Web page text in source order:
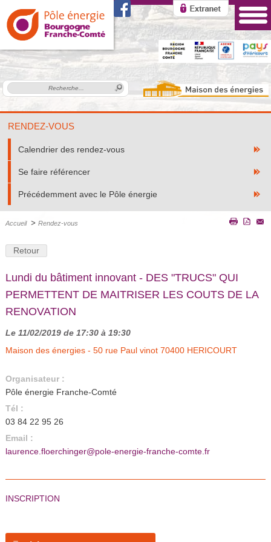
RENDEZ-VOUS
Calendrier des rendez-vous
Se faire référencer
Précédemment avec le Pôle énergie
Accueil > Rendez-vous
Retour
Lundi du bâtiment innovant - DES "TRUCS" QUI
PERMETTENT DE MAITRISER LES COUTS DE LA
RENOVATION
Le 11/02/2019 de 17:30 à 19:30
Maison des énergies - 50 rue Paul vinot 70400 HERICOURT
Organisateur :
Pôle énergie Franche-Comté
Tél :
03 84 22 95 26
Email :
laurence.floerchinger@pole-energie-franche-comte.fr
INSCRIPTION